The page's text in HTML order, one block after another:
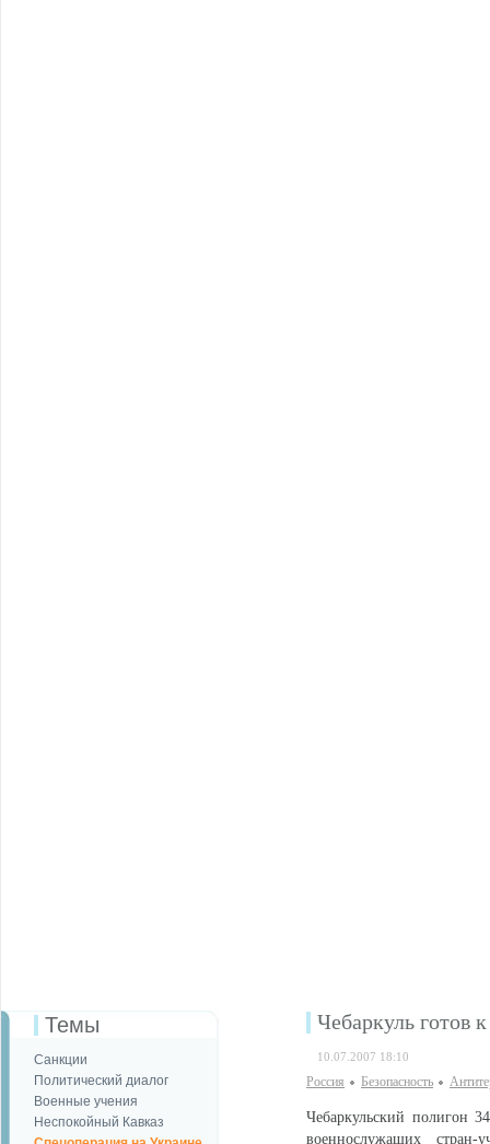
Темы
Санкции
Политический диалог
Военные учения
Неспокойный Кавказ
Чебаркуль готов
10.07.2007 18:10
Россия Безопаcность
Чебаркульский полигон
военнослужащих